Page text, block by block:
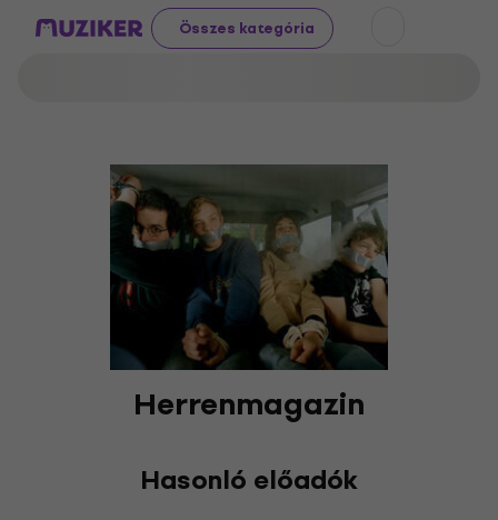
Összes kategória
Herrenmagazin
Hasonló előadók